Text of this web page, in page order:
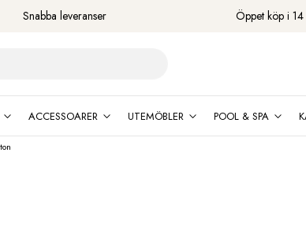
Snabba leveranser Öppet köp i
ACCESSOARER UTEMÖBLER POOL & SPA